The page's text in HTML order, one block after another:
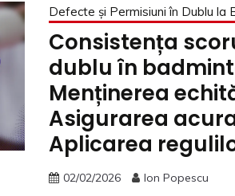
Defecte și Permisiuni în Dublu la
Consistența
dublu în
Menținerea
Asigurarea
Aplicarea
02/02/2026 Ion Popescu